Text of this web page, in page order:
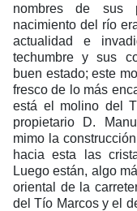
nombres de sus
nacimiento del río
actualidad e
techumbre y sus
buen estado; este
fresco de lo más
está el molino del
propietario D.
mimo la
hacia esta las
Luego están, algo
oriental de la
del Tío Marcos y el